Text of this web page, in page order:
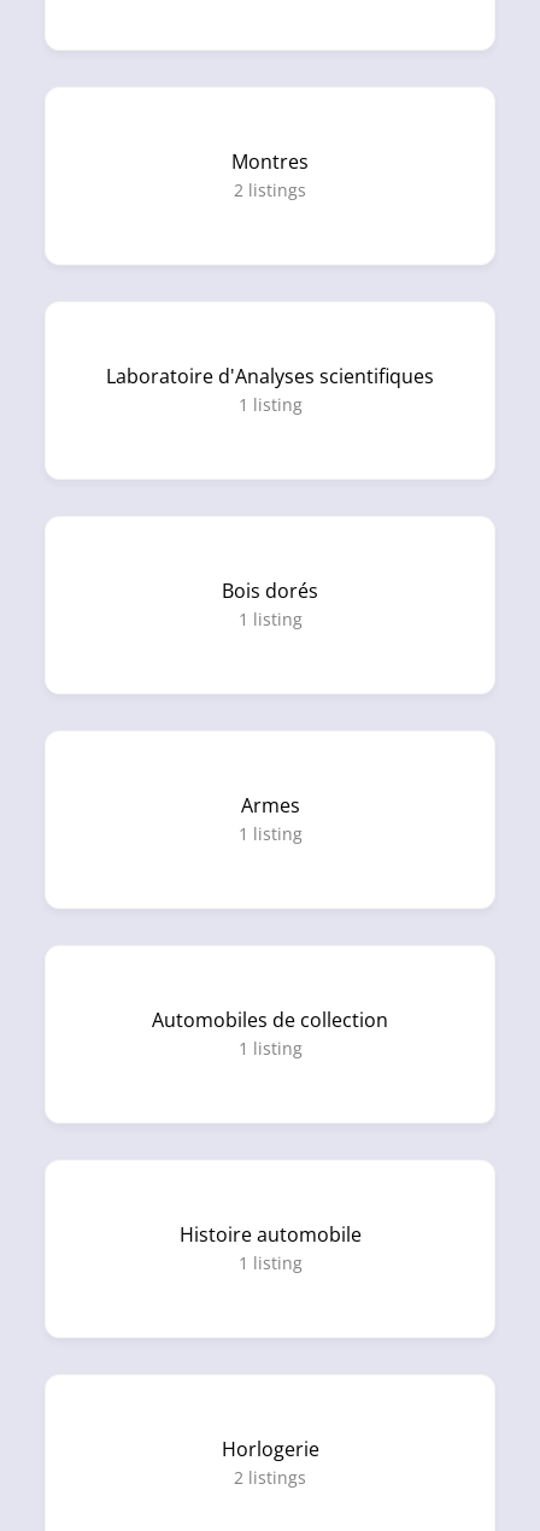
Montres
2 listings
Laboratoire d'Analyses scientifiques
1 listing
Bois dorés
1 listing
Armes
1 listing
Automobiles de collection
1 listing
Histoire automobile
1 listing
Horlogerie
2 listings